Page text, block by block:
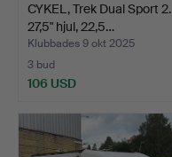
CYKEL, Trek Dual Sport 2.
27,5" hjul, 22,5…
Klubbades 9 okt 2025
3 bud
106 USD